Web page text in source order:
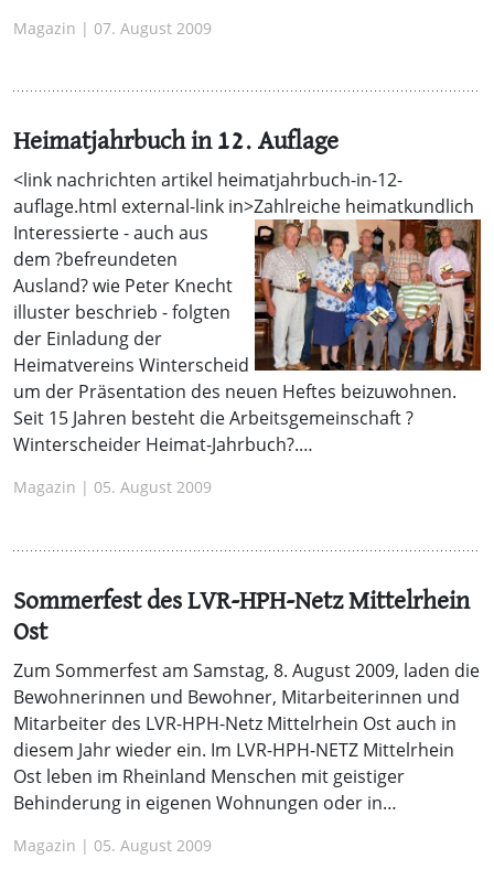
Magazin | 07. August 2009
Heimatjahrbuch in 12. Auflage
<link nachrichten artikel heimatjahrbuch-in-12-
auflage.html external-link in>Zahlreiche heimatkundlich
Interessierte - auch aus
dem ?befreundeten
Ausland? wie Peter Knecht
illuster beschrieb - folgten
der Einladung der
Heimatvereins Winterscheid
um der Präsentation des neuen Heftes beizuwohnen.
Seit 15 Jahren besteht die Arbeitsgemeinschaft ?
Winterscheider Heimat-Jahrbuch?.…
Magazin | 05. August 2009
Sommerfest des LVR-HPH-Netz Mittelrhein
Ost
Zum Sommerfest am Samstag, 8. August 2009, laden die
Bewohnerinnen und Bewohner, Mitarbeiterinnen und
Mitarbeiter des LVR-HPH-Netz Mittelrhein Ost auch in
diesem Jahr wieder ein. Im LVR-HPH-NETZ Mittelrhein
Ost leben im Rheinland Menschen mit geistiger
Behinderung in eigenen Wohnungen oder in…
Magazin | 05. August 2009